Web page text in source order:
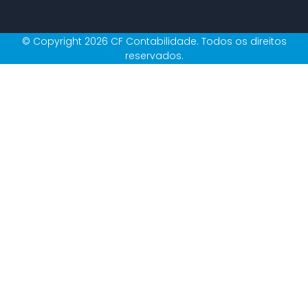
© Copyright 2026 CF Contabilidade. Todos os direitos
reservados.